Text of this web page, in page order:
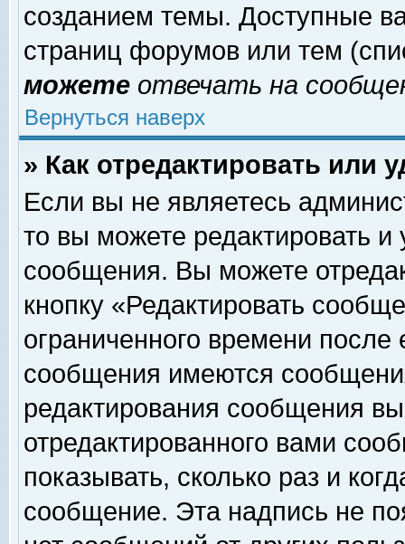
созданием темы. Доступные
страниц форумов или тем
можете отвечать на
Вернуться наверх
» Как отредактировать или
Если вы не являетесь
то вы можете редактировать и
сообщения. Вы можете
кнопку «Редактировать
ограниченного времени
сообщения имеются
редактирования сообщения
отредактированного вами
показывать, сколько раз и
сообщение. Эта надпись не